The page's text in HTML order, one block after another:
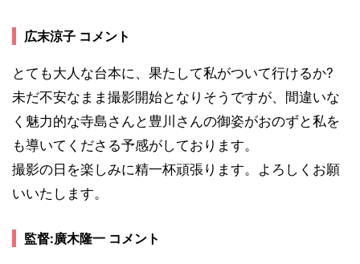
広末涼子 コメント
とても大人な台本に、果たして私がついて行けるか?
未だ不安なまま撮影開始となりそうですが、間違いな
く魅力的な寺島さんと豊川さんの御姿がおのずと私を
も導いてくださる予感がしております。
撮影の日を楽しみに精一杯頑張ります。よろしくお願
いいたします。
監督:廣木隆一 コメント